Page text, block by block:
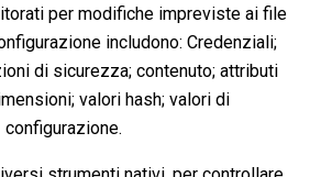
per modifiche impreviste ai file
includono: Credenziali;
di sicurezza; contenuto; attributi
valori hash; valori di
configurazione.